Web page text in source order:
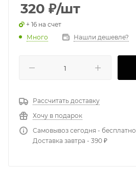
320 ₽/шт
+ 16 на счет
Много
Нашли дешевле?
Рассчитать доставку
Хочу в подарок
Самовывоз сегодня - бесплатно
Доставка завтра - 390 ₽